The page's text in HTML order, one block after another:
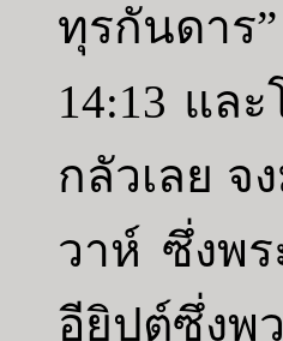
ทุรกันดาร”
14:13 แล
กลัวเลย จ
วาห์ ซึ่งพ
อียิปต์ซึ่งพ